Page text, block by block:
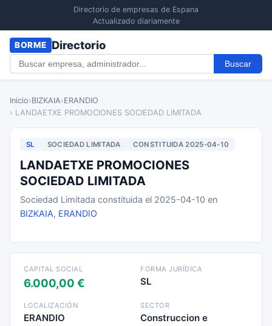
Directorio de empresas de Espana
Actualizado diariamente
BORME Directorio
Buscar
Inicio›BIZKAIA›ERANDIO
› LANDAETXE PROMOCIONES SOCIEDAD LIMITADA
SL SOCIEDAD LIMITADA CONSTITUIDA 2025-04-10
LANDAETXE PROMOCIONES
SOCIEDAD LIMITADA
Sociedad Limitada constituida el 2025-04-10 en
BIZKAIA, ERANDIO
CAPITAL SOCIAL
6.000,00 €
FORMA JURÍDICA
SL
LOCALIZACIÓN
ERANDIO
SECTOR
Construccion e